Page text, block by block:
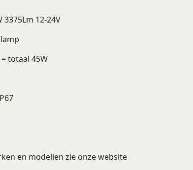
3375Lm 12-24V
totaal 45W
en modellen zie onze website